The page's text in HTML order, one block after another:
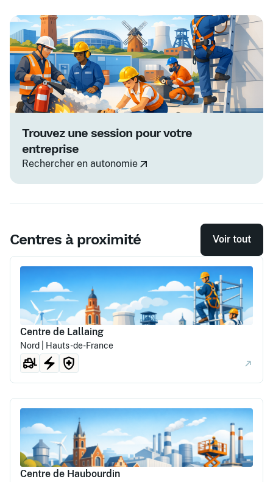
Trouvez une session pour votre
entreprise
Rechercher en autonomie
Centres à proximité Voir tout
Centre de Lallaing
Nord | Hauts-de-France
Centre de Haubourdin